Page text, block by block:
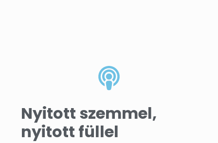
Nyitott szemmel,
nyitott füllel